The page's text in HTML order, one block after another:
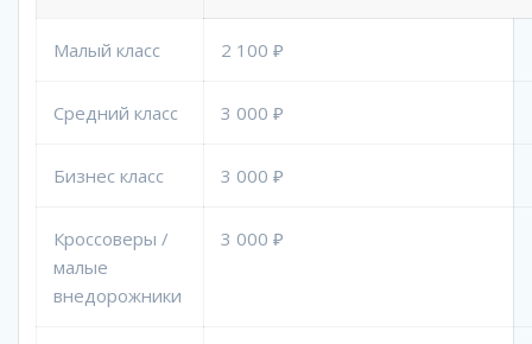
Малый класс 2 100 ₽
Средний класс 3 000 ₽
Бизнес класс 3 000 ₽
Кроссоверы /
малые
внедорожники
3 000 ₽